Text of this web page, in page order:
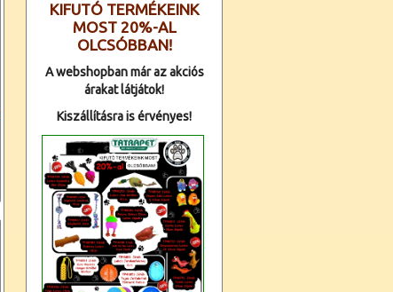
KIFUTÓ TERMÉKEINK
MOST 20%-AL
OLCSÓBBAN!
A webshopban már az akciós
árakat látjátok!
Kiszállításra is érvényes!